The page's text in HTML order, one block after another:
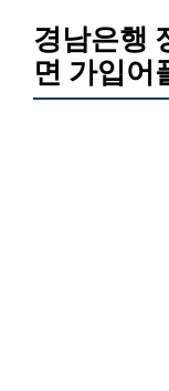
경남은행
면 가입어